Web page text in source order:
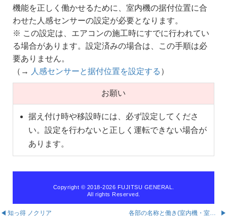
機能を正しく働かせるために、室内機の据付位置に合
わせた人感センサーの設定が必要となります。
※ この設定は、エアコンの施工時にすでに行われてい
る場合があります。設定済みの場合は、この手順は必
要ありません。
（→
人感センサーと据付位置を設定する ）
お願い
据え付け時や移設時には、必ず設定してくださ
い。設定を行わないと正しく運転できない場合が
あります。
Copyright © 2018-2026 FUJITSU GENERAL.
All rights Reserved.
知っ得 ノクリア 各部の名称と働き(室内機・室外機)